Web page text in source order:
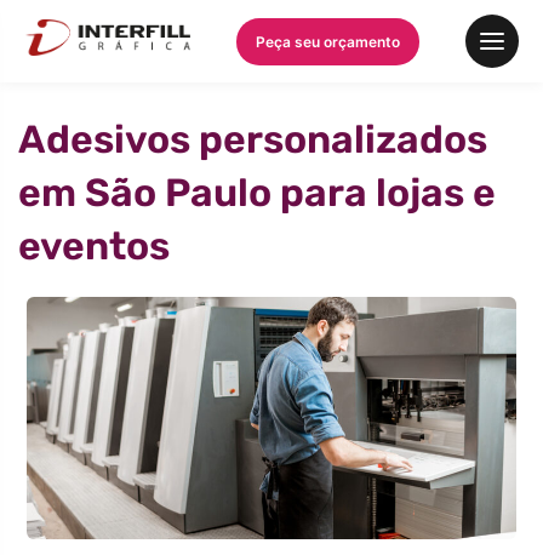
Peça seu orçamento
Adesivos personalizados
em São Paulo para lojas e
eventos